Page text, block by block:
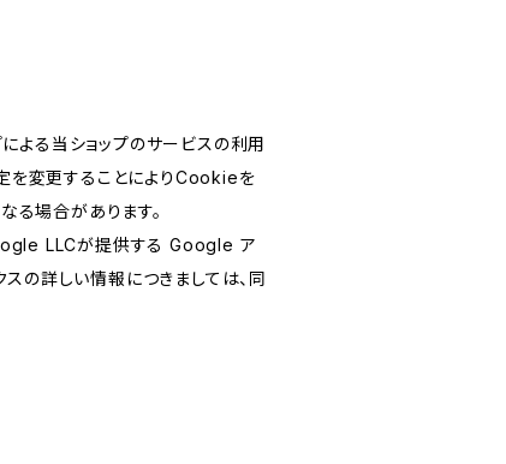
よる当ショップのサービスの利用
を変更することによりCookieを
る場合があります。
LLCが提供する Google ア
の詳しい情報につきましては、同